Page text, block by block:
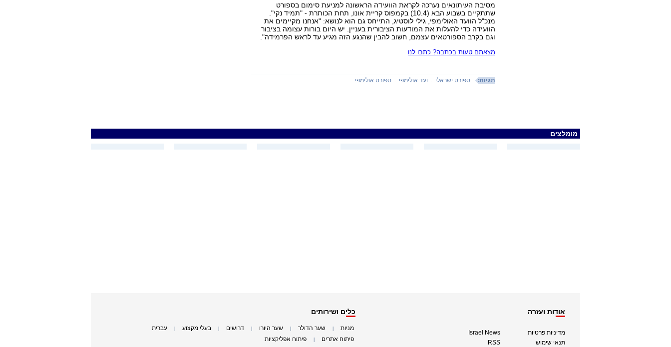
מסיבת העיתונאים נערכה לקראת הוועידה הראשונה למניעת סימום בספורט
שתתקיים בשבוע הבא (10.4) בקמפוס קריית אונו, תחת הכותרת - "תמיד נקי".
מנכ"ל הוועד האולימפי, גילי לוסטיג, התייחס גם הוא לנושא: "אנחנו מקיימים את
הוועידה כדי להעלות את המודעות הציבורית בעניין. יש היום בורות עצומה בציבור
וגם בקרב הספורטאים עצמם, חשוב להבין שהנגע הזה מגיע עד לראש הפרמידה".
מצאתם טעות בכתבה? כתבו לנו
תגיות: ספורט ישראלי ועד אולימפי ספורט אולימפי
מומלצים
אודות ועזרה
מדיניות פרטיות
תנאי שימוש
Israel News
RSS
כלים ושירותים
מניות שער הדולר שער היורו דרושים בעלי מקצוע עברית
פיתוח אתרים פיתוח אפליקציות